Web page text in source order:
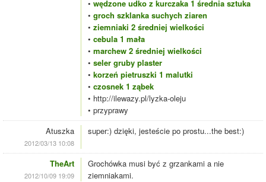
• wędzone udko z kurczaka 1 średnia sztuka
• groch szklanka suchych ziaren
• ziemniaki 2 średniej wielkości
• cebula 1 mała
• marchew 2 średniej wielkości
• seler gruby plaster
• korzeń pietruszki 1 malutki
• czosnek 1 ząbek
• http://ilewazy.pl/lyzka-oleju
• przyprawy
Atuszka
2012/03/13 10:08
super:) dzięki, jesteście po prostu...the best:)
TheArt
2012/10/09 19:09
Grochówka musi być z grzankami a nie
ziemniakami.